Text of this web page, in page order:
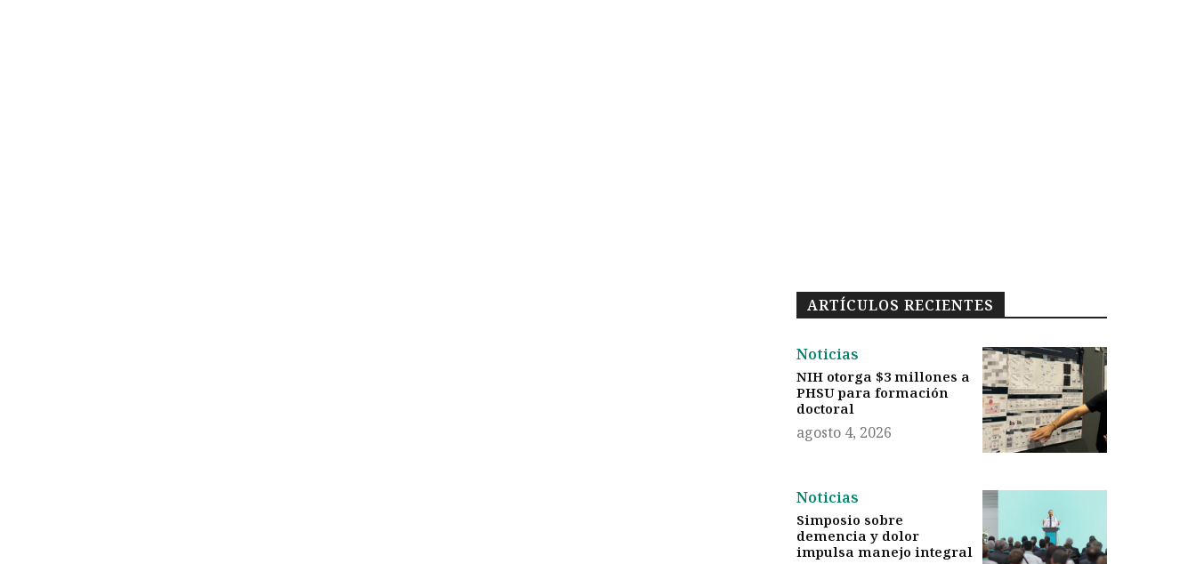
ARTÍCULOS RECIENTES
Noticias
NIH otorga $3 millones a
PHSU para formación
doctoral
agosto 4, 2026
Noticias
Simposio sobre
demencia y dolor
impulsa manejo integral